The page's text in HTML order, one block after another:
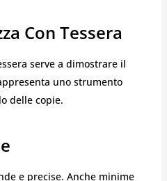
Con Tessera
serve a dimostrare il
uno strumento
delle copie.
e precise. Anche minime